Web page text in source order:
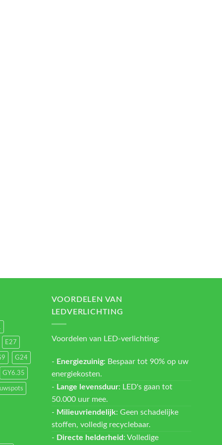
E27
G24
GY6.35
VOORDELEN VAN
LEDVERLICHTING
Voordelen van LED-verlichting:
- Energiezuinig: Bespaar tot 90% op uw
energiekosten.
- Lange levensduur: LED's gaan tot
50.000 uur mee.
- Milieuvriendelijk: Geen schadelijke
stoffen, volledig recyclebaar.
- Directe helderheid : Volledige